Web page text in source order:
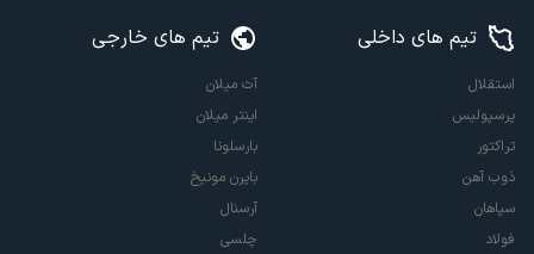
تیم های داخلی
استقلال
پرسپولیس
تراکتور
ذوب آهن
سپاهان
فولاد
تیم های خارجی
آث میلان
اینتر میلان
بارسلونا
بایرن مونیخ
آرسنال
چلسی